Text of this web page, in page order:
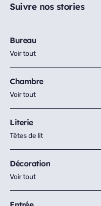
Suivre nos stories
Bureau
Voir tout
Chambre
Voir tout
Literie
Têtes de lit
Décoration
Voir tout